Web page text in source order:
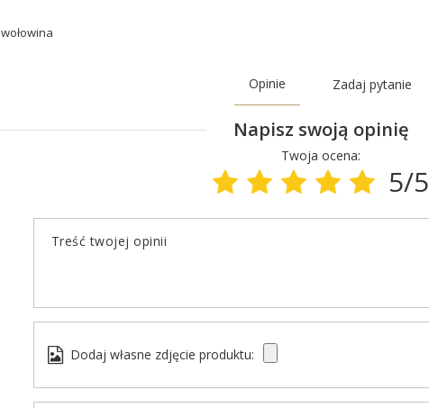
wołowina
Opinie Zadaj pytanie
Napisz swoją opinię
Twoja ocena:
5/5
Treść twojej opinii
Dodaj własne zdjęcie produktu: